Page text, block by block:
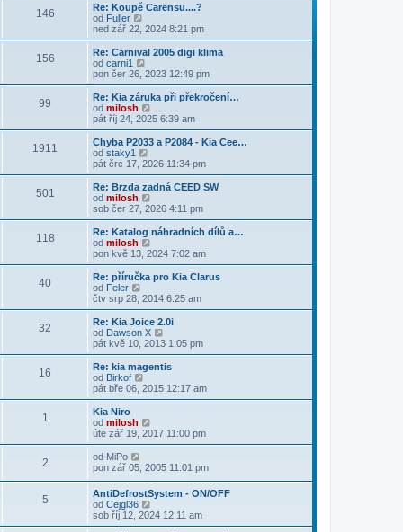
146
Re: Koupě Carensu....?
od Fuller
o
b
r
a
z
p
o
s
e
d
n
í
p
ř
í
s
p
ě
v
e
k
ned zář 22, 2024 8:21 pm
156
Re: Carnival 2005 digi klima
od carni1
o
b
r
a
z
t
p
o
s
e
d
n
í
p
ř
í
s
p
v
e
k
pon čer 26, 2023 12:49 pm
99
Re: Kia záruka při překročení…
od milosh
o
b
r
z
p
o
s
e
n
í
p
í
s
p
ě
v
e
k
pát říj 24, 2025 6:39 am
1911
Chyba P2033 a P2084 - Kia Cee…
od staky1
o
b
r
a
z
p
o
s
e
n
í
p
ř
í
s
p
v
e
pát črc 17, 2026 11:34 pm
501
Re: Brzda zadná CEED SW
od milosh
o
b
r
z
p
o
s
e
d
n
í
p
í
s
v
e
sob čer 27, 2026 4:11 pm
118
Re: Katalog náhradních dílů a…
od milosh
o
b
r
a
z
p
o
s
e
n
í
í
s
ě
v
e
k
pon kvě 13, 2024 7:02 am
40
Re: příručka pro Kia Clarus
od Feler
o
b
r
a
z
p
o
s
d
n
í
ř
í
s
p
ě
v
čtv srp 28, 2014 6:25 am
32
Re: Kia Joice 2.0i
od Dawson X
o
b
r
z
o
s
d
n
í
ř
í
pát kvě 10, 2013 1:05 pm
16
Re: kia magentis
od Birkof
o
b
a
z
p
o
s
l
e
d
n
pát bře 06, 2015 12:17 am
1
Kia Niro
od milosh
o
b
a
i
t
o
s
úte zář 19, 2017 11:00 pm
2 od MiPo
o
a
z
i
pon zář 05, 2005 11:01 pm
5
AntiDefrostSystem - ON/OFF
od Cejgl36
o
b
sob říj 12, 2024 12:11 am